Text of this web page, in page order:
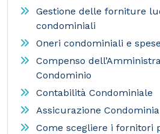
Gestione delle forniture
condominiali
Oneri condominiali e
Compenso
Condominio
Contabilità Condominiale
Assicurazione
Come scegliere i fornitori